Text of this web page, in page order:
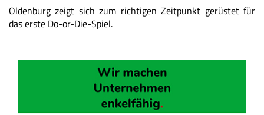
Oldenburg zeigt sich zum richtigen Zeitpunkt gerüstet für
das erste Do-or-Die-Spiel.